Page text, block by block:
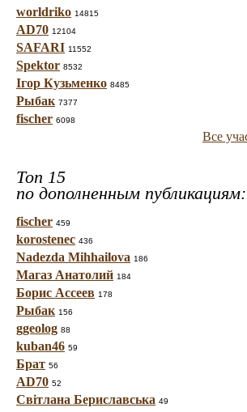
worldriko 14815
AD70 12104
SAFARI 11552
Spektor 8532
Ігор Кузьменко 8485
Рыбак 7377
fischer 6098
Все
Топ 15
по дополненным публикациям:
fischer 459
korostenec 436
Nadezda Mihhailova 186
Магаз Анатолий 184
Борис Ассеев 178
Рыбак 156
ggeolog 88
kuban46 59
Брат 56
AD70 52
Світлана Бериславська 49